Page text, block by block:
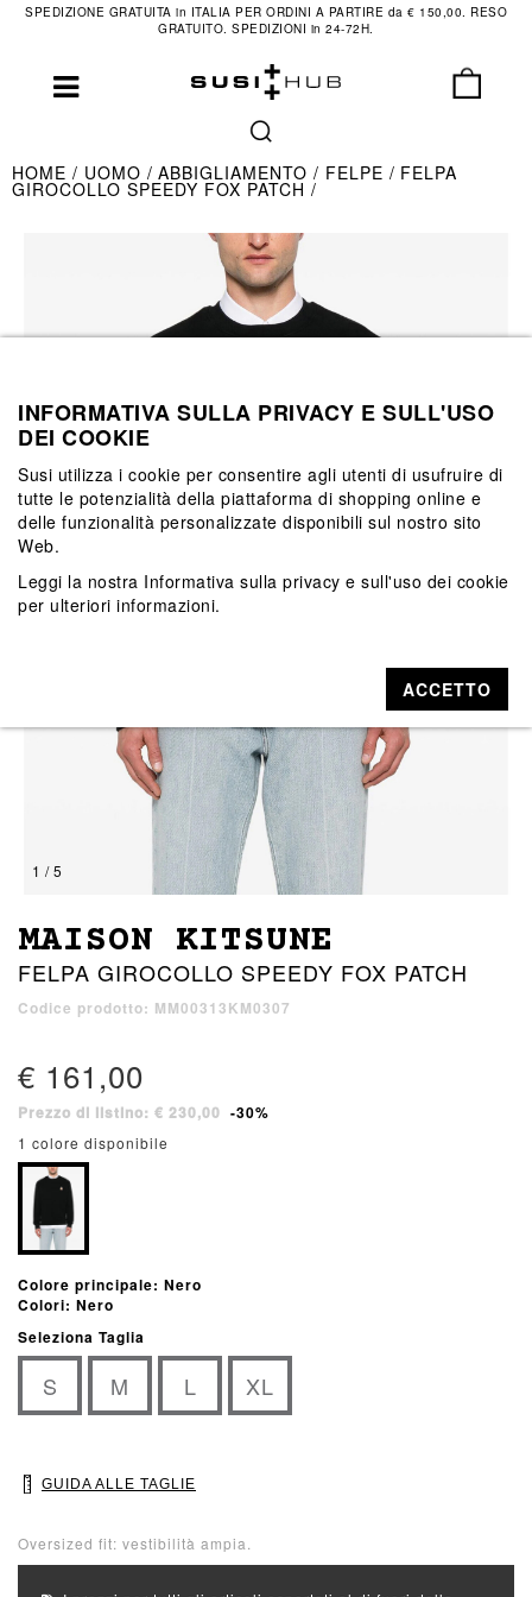
SPEDIZIONE GRATUITA in ITALIA PER ORDINI A PARTIRE da € 150,00. RESO
GRATUITO. SPEDIZIONI in 24-72H.
HOME UOMO ABBIGLIAMENTO FELPE FELPA
GIROCOLLO SPEEDY FOX PATCH
1 / 5
MAISON KITSUNE
FELPA GIROCOLLO SPEEDY FOX PATCH
Codice prodotto: MM00313KM0307
€ 161,00
Prezzo di listino: € 230,00 -30%
1 colore disponibile
Colore principale: Nero
Colori: Nero
Seleziona Taglia
S M L XL
GUIDA ALLE TAGLIE
Oversized fit: vestibilità ampia.
INFORMATIVA SULLA PRIVACY E SULL'USO
DEI COOKIE
Susi utilizza i cookie per consentire agli utenti di usufruire di
tutte le potenzialità della piattaforma di shopping online e
delle funzionalità personalizzate disponibili sul nostro sito
Web.
Leggi la nostra Informativa sulla privacy e sull'uso dei cookie
per ulteriori informazioni.
ACCETTO